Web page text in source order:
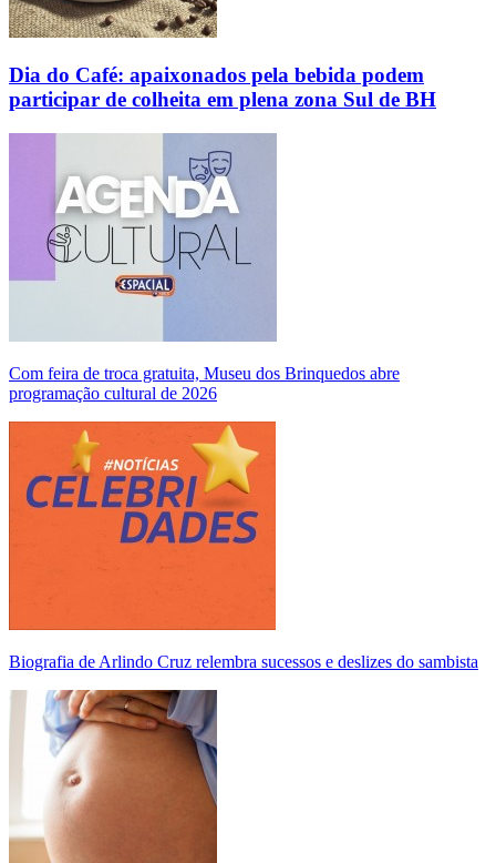
Dia do Café: apaixonados pela bebida podem
participar de colheita em plena zona Sul de BH
Com feira de troca gratuita, Museu dos Brinquedos abre
programação cultural de 2026
Biografia de Arlindo Cruz relembra sucessos e deslizes do sambista